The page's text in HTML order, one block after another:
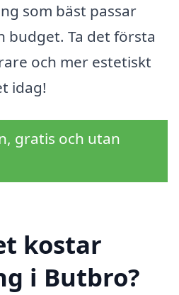
som bäst passar
budget. Ta det första
och mer estetiskt
idag!
gratis och utan
kostar
i Butbro?